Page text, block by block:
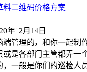
料二维码价格方案
年12月14日
端管理的，和你一起制
或是各部门主管都弄一
，一般是你们的巡检人